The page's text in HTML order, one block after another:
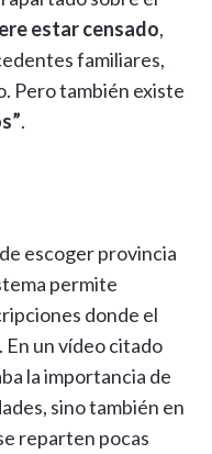
estar censado,
familiares,
Pero también existe
.
escoger provincia
permite
donde el
un vídeo citado
la importancia de
sino también en
reparten pocas